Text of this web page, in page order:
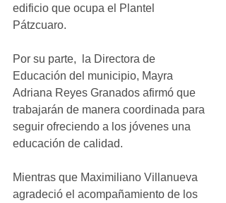
edificio que ocupa el Plantel
Pátzcuaro.
Por su parte,  la Directora de
Educación del municipio, Mayra
Adriana Reyes Granados afirmó que
trabajarán de manera coordinada para
seguir ofreciendo a los jóvenes una
educación de calidad.
Mientras que Maximiliano Villanueva
agradeció el acompañamiento de los